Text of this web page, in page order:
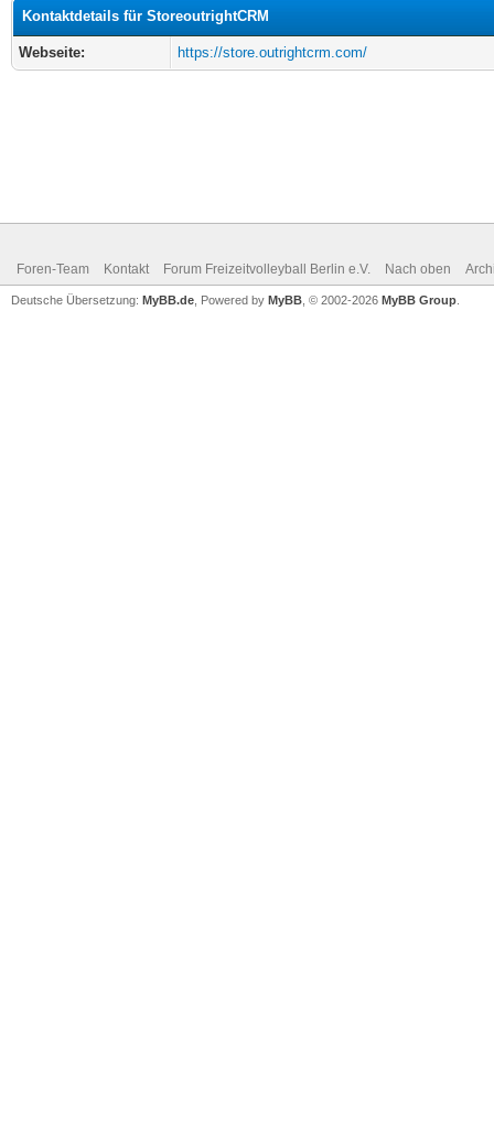
Kontaktdetails für StoreoutrightCRM
Webseite: https://store.outrightcrm.com/
Foren-Team Kontakt Forum Freizeitvolleyball Berlin e.V. Nach oben
Deutsche Übersetzung: MyBB.de , Powered by MyBB , © 2002-2026 MyBB Group